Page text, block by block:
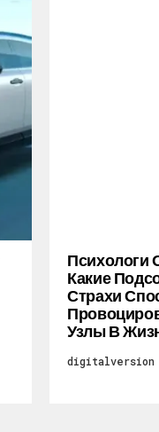
Психологи
Какие
Страхи
Узлы В
digitalversion